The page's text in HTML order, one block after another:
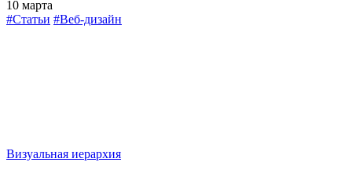
10 марта
#Статьи #Веб-дизайн
Визуальная иерархия